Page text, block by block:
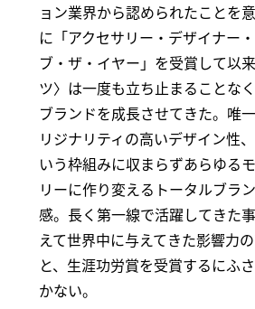
ョン業界から認められたことを
に「アクセサリー・デザイナー
ブ・ザ・イヤー」を受賞して以
ツ〉は一度も立ち止まることな
ブランドを成長させてきた。唯
リジナリティの高いデザイン性
いう枠組みに収まらずあらゆる
リーに作り変えるトータルブラ
感。長く第一線で活躍してきた
えて世界中に与えてきた影響力
と、生涯功労賞を受賞するにふ
かない。